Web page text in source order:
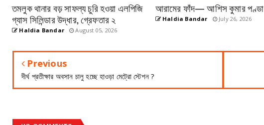
তমলুক থানার বড় সাফল্য চুরি হওয়া এলপিজি
গ্যাস সিলিন্ডার উদ্ধার, গ্রেফতার ২
Haldia Bandar August 05, 2026
আরামের ফাঁদ— আশিস কুমার পণ্ডা
Haldia Bandar July 26, 2026
Previous
দীর্ঘ প্রতীক্ষার অবসান চালু হচ্ছে হাওড়া মেট্রো স্টেশন ?